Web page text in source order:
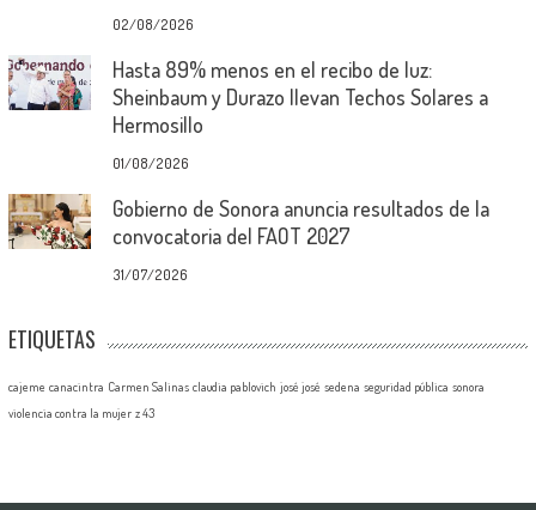
02/08/2026
Hasta 89% menos en el recibo de luz:
Sheinbaum y Durazo llevan Techos Solares a
Hermosillo
01/08/2026
Gobierno de Sonora anuncia resultados de la
convocatoria del FAOT 2027
31/07/2026
ETIQUETAS
cajeme canacintra Carmen Salinas claudia pablovich josé josé sedena seguridad pública sonora
violencia contra la mujer z 43